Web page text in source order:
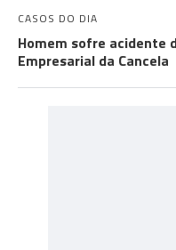
CASOS DO DIA
Homem sofre acidente
Empresarial da Cancela